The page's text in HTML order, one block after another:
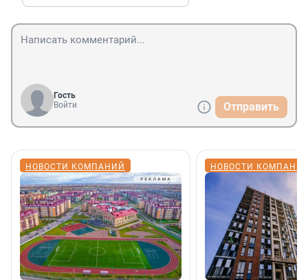
Гость
Войти
Отправить
НОВОСТИ КОМПАНИЙ НОВОСТИ